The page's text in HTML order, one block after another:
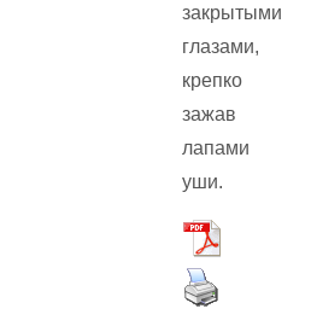
закрытыми
глазами,
крепко
зажав
лапами
уши.